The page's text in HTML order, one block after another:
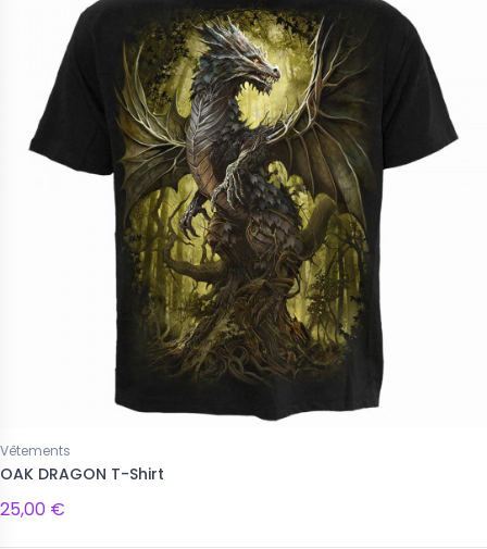
Vêtements
OAK DRAGON T-Shirt
25,00 €